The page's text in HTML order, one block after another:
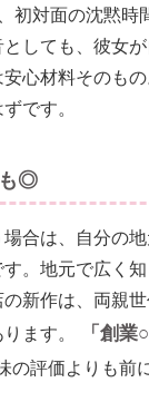
初対面の沈黙時
しても、彼女
心材料そのも
です。
も◎
合は、自分の
。地元で広く
新作は、両親
ます。
「創
の評価よりも前